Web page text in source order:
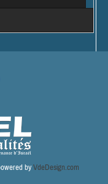
byVdeDesign.com